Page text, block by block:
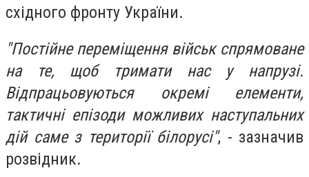
східного фронту України.
"Постійне переміщення військ спрямоване
на те, щоб тримати нас у напрузі.
Відпрацьовуються окремі елементи,
тактичні епізоди можливих наступальних
дій саме з території білорусі", - зазначив
розвідник.